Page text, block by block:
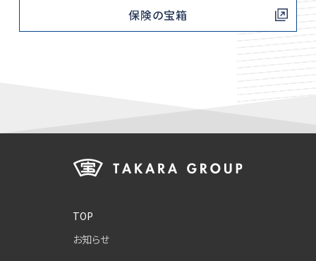
保険の宝箱
TOP
お知らせ